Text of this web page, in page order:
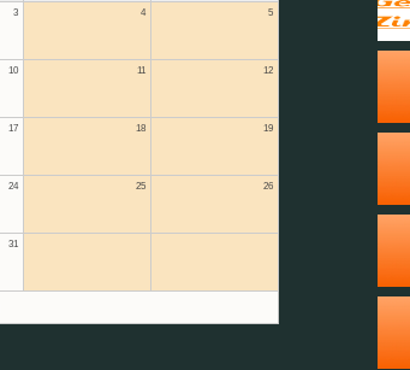
3 4 5
10 11 12
17 18 19
24 25 26
31